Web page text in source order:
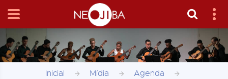
Inicial Mídia Agenda